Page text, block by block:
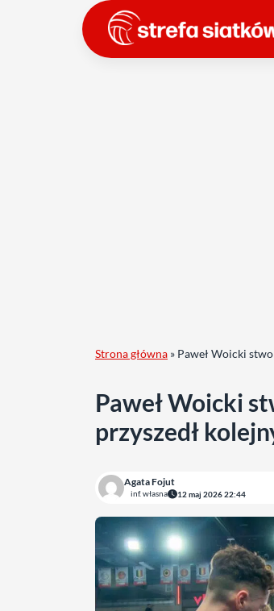
Strona główna » Paweł Woicki
Paweł Woicki
przyszedł
Agata Fojut
inf. własna 12 maj 2026 22:44